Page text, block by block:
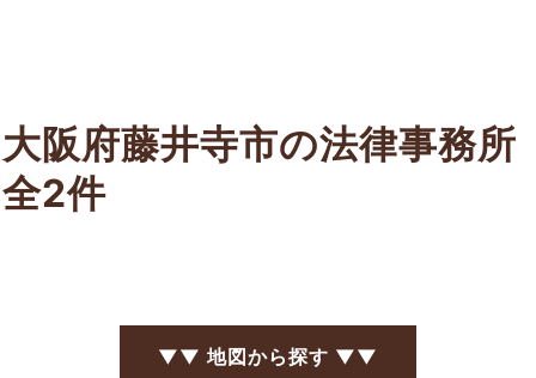
大阪府藤井寺市の法律事務所
全2件
▼▼ 地図から探す ▼▼